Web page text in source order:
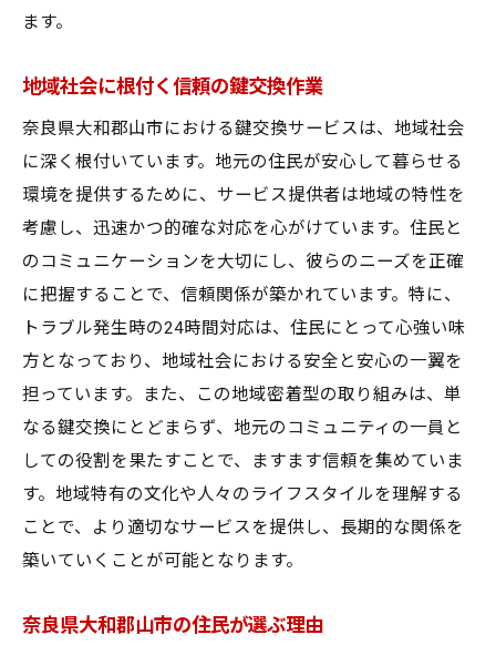
ます。
地域社会に根付く信頼の鍵交換作業
奈良県大和郡山市における鍵交換サービスは、地域社会
に深く根付いています。地元の住民が安心して暮らせる
環境を提供するために、サービス提供者は地域の特性を
考慮し、迅速かつ的確な対応を心がけています。住民と
のコミュニケーションを大切にし、彼らのニーズを正確
に把握することで、信頼関係が築かれています。特に、
トラブル発生時の24時間対応は、住民にとって心強い味
方となっており、地域社会における安全と安心の一翼を
担っています。また、この地域密着型の取り組みは、単
なる鍵交換にとどまらず、地元のコミュニティの一員と
しての役割を果たすことで、ますます信頼を集めていま
す。地域特有の文化や人々のライフスタイルを理解する
ことで、より適切なサービスを提供し、長期的な関係を
築いていくことが可能となります。
奈良県大和郡山市の住民が選ぶ理由